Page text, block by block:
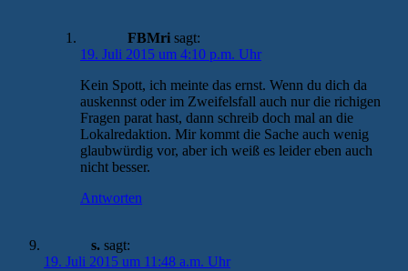
FBMri sagt:
19. Juli 2015 um 4:10 p.m. Uhr
Kein Spott, ich meinte das ernst. Wenn du dich da
auskennst oder im Zweifelsfall auch nur die richigen
Fragen parat hast, dann schreib doch mal an die
Lokalredaktion. Mir kommt die Sache auch wenig
glaubwürdig vor, aber ich weiß es leider eben auch
nicht besser.
Antworten
s. sagt:
19. Juli 2015 um 11:48 a.m. Uhr